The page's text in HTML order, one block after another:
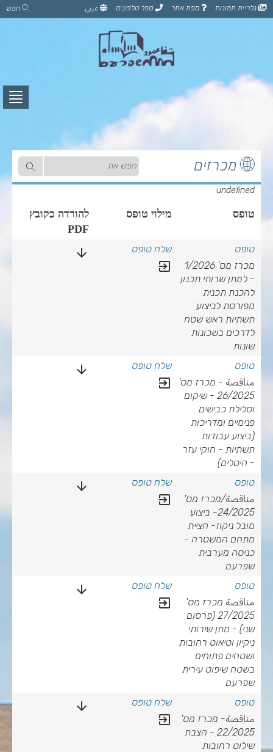
דלג
לתוכן
גלריית תמונות מפת אתר ספר טלפונים عربي חפש
לחץ
מכרזים
undefined
טופס מילוי טופס להורדה כקובץ
PDF
מכרז מס' 1/2026
- למתן שרותי תכנון
להכנת תכנית
מפורטת לביצוע
תשתיות ראש שטח
לדרכים בשכונות
שונות
exit_to_app
arrow_downward
مناقصة - מכרז מס'
26/2025 - שיקום
וסלילת כבישים
פנימיים ומדריכות
(ביצוע עבודות
תשתיות - חוקי עזר
- היטלים)
exit_to_app
arrow_downward
مناقصة/מכרז מס'
24/2025- ביצוע
מובל ניקוז- חציית
מתחם המשטרה -
כניסה מערבית
שפרעם
exit_to_app
arrow_downward
مناقصة מכרז מס'
27/2025 (פרסום
שני) - מתן שירותי
ניקיון וטיאוט רחובות
ושטחים פתוחים
בשטח שיפוט עירית
שפרעם
exit_to_app
arrow_downward
مناقصة- מכרז מס'
22/2025 - הצבת
שילוט רחובות
exit_to_app
arrow_downward